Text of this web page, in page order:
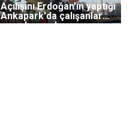
Açılışını Erdoğan'ın yaptığı
Ankapark'da çalışanlar
maaşlarını alamıyor